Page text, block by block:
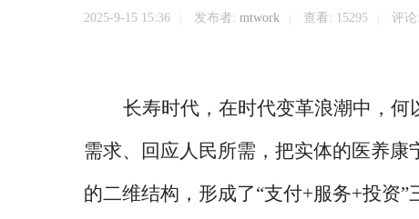
业
2025-9-15 15:36 发布者: mtwork 查看: 15295 评
长寿时代，在时代变革浪潮中，
需求、回应人民所需，把实体的医养康
的二维结构，形成了“支付+服务+投资